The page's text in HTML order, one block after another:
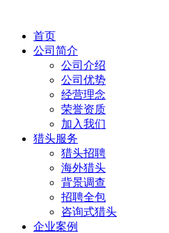
首页
公司简介
公司介绍
公司优势
经营理念
荣誉资质
加入我们
猎头服务
猎头招聘
海外猎头
背景调查
招聘全包
咨询式猎头
企业案例